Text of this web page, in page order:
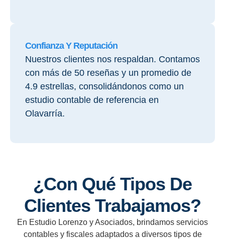
Confianza Y Reputación
Nuestros clientes nos respaldan. Contamos
con más de 50 reseñas y un promedio de
4.9 estrellas, consolidándonos como un
estudio contable de referencia en
Olavarría.
¿Con Qué Tipos De
Clientes Trabajamos?
En Estudio Lorenzo y Asociados, brindamos servicios
contables y fiscales adaptados a diversos tipos de